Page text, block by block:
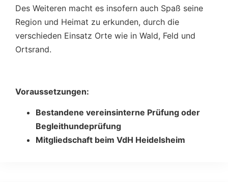
Des Weiteren macht es insofern auch Spaß seine
Region und Heimat zu erkunden, durch die
verschieden Einsatz Orte wie in Wald, Feld und
Ortsrand.
Voraussetzungen:
Bestandene vereinsinterne Prüfung oder
Begleithundeprüfung
Mitgliedschaft beim VdH Heidelsheim